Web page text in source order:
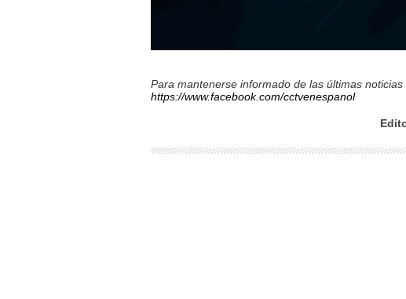
Para mantenerse informado de las últimas
https://www.facebook.com/cctvenespanol